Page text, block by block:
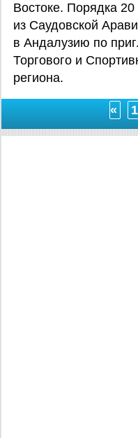
Востоке. Порядка 20
из Саудовской
в Андалузию по
Торгового и
региона.
« 1